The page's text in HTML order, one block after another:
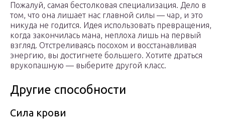
Пожалуй, самая бестолковая специализация. Дело в
том, что она лишает нас главной силы — чар, и это
никуда не годится. Идея использовать превращения,
когда закончилась мана, неплоха лишь на первый
взгляд. Отстреливаясь посохом и восстанавливая
энергию, вы достигнете большего. Хотите драться
врукопашную — выберите другой класс.
Другие способности
Сила крови